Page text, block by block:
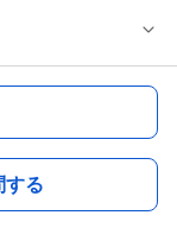
する